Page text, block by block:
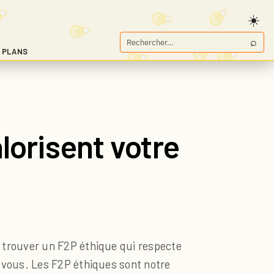
Rechercher
⌕
votre
un F2P éthique qui respecte
Les F2P éthiques sont notre